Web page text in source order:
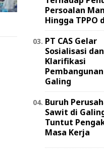
Persoalan
Hingga TPPO
PT CAS Gelar
Sosialisasi dan
Klarifikasi
Pembangunan
Galing
Buruh
Sawit di
Tuntut
Masa Kerja